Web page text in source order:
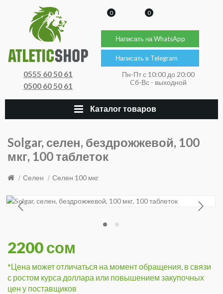
0555 60 50 61
0500 60 50 61
0 0
Написать на WhatsApp
Написать в Telegram
Пн-Пт с 10:00 до 20:00
Cб-Вс - выходной
Каталог товаров
Solgar, селен, бездрожжевой, 100
мкг, 100 таблеток
Селен Селен 100 мкг
2200 сом
*Цена может отличаться на момент обращения, в связи
с ростом курса доллара или повышением закупочных
цен у поставщиков